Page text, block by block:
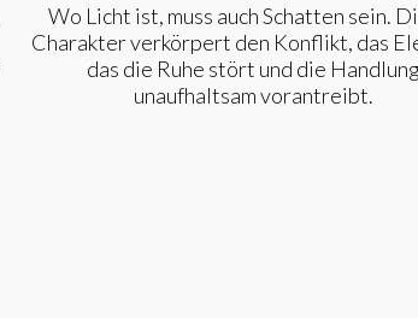
Wo Licht ist, muss auch Schatten sein.
Charakter verkörpert den Konflikt, das
das die Ruhe stört und die
unaufhaltsam vorantreibt.